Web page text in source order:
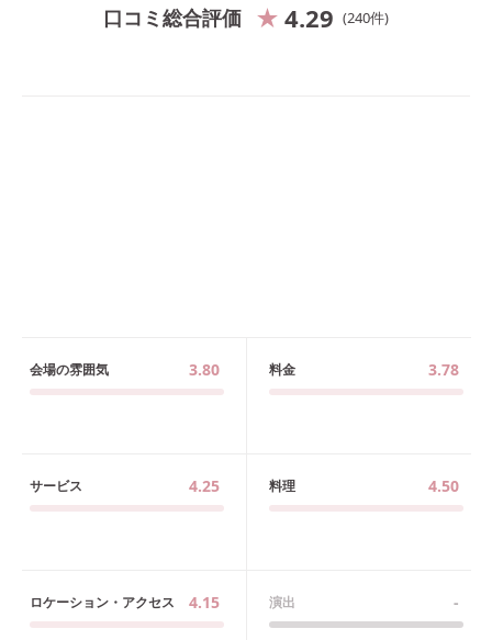
口コミ総合評価 4.29 240件
会場の雰囲気 3.80 料金 3.78
サービス 4.25 料理 4.50
ロケーション・アクセス 4.15 演出 -